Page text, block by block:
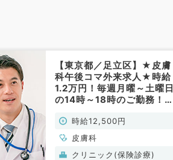
【東京都／足立区】★皮膚
科午後コマ外来求人★時給
1.2万円！毎週月曜～土曜日
の14時～18時のご勤務！
時給12,500円
皮膚科
クリニック(保険診療)